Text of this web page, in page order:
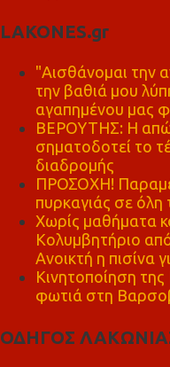
LAKONES.gr
"Αισθάνομαι την
την βαθιά μου
αγαπημένου μας
ΒΕΡΟΥΤΗΣ: Η
σηματοδοτεί το
διαδρομής
ΠΡΟΣΟΧΗ!
πυρκαγιάς σε όλη
Χωρίς μαθήματα
Κολυμβητήριο
Ανοικτή η πισίνα
Κινητοποίηση
φωτιά στη
ΟΔΗΓΟΣ